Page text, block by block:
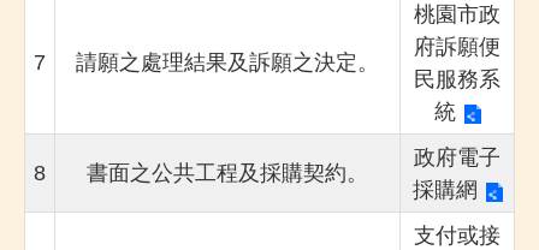
7 請願之處理結果及訴願之決定。
桃園市政
府訴願便
民服務系
統
8 書面之公共工程及採購契約。
政府電子
採購網
支付或接